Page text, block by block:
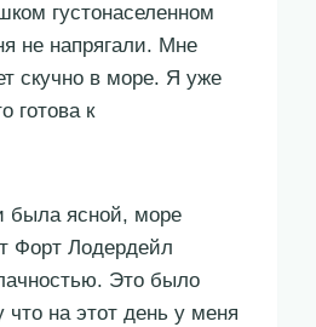
густонаселенном
не напрягали. Мне
скучно в море. Я уже
готова к
была ясной, море
Форт Лодердейл
Это было
что на этот день у меня